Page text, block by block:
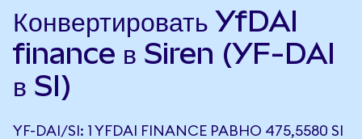
Конвертировать YfDAI
finance в Siren (YF-DAI
в SI)
YF-DAI/SI: 1 YFDAI FINANCE РАВНО 475,5580 SI